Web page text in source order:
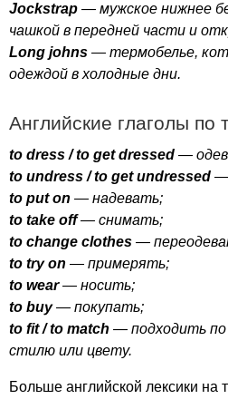
Jockstrap — мужское нижнее
чашкой в передней части и
Long johns — термобелье,
одеждой в холодные дни.
Английские глаголы по
to dress /to get dressed —
to undress /to get undressed —
to put on — надевать;
to take off— снимать;
to change clothes —
to try on — примерять;
to wear— носить;
to buy— покупать;
to fit/to match — подходить по
стилю или цвету.
Больше английской лексики